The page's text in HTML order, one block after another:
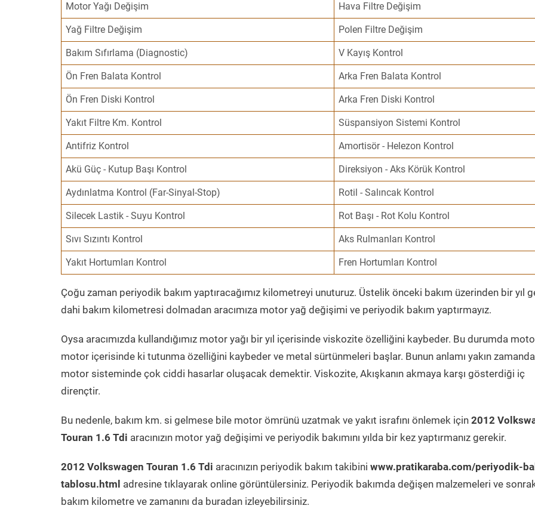
Motor Yağı Değişim Hava Filtre Değişim
Yağ Filtre Değişim Polen Filtre Değişim
Bakım Sıfırlama (Diagnostic) V Kayış Kontrol
Ön Fren Balata Kontrol Arka Fren Balata Kontrol
Ön Fren Diski Kontrol Arka Fren Diski Kontrol
Yakıt Filtre Km. Kontrol Süspansiyon Sistemi Kontrol
Antifriz Kontrol Amortisör - Helezon Kontrol
Akü Güç - Kutup Başı Kontrol Direksiyon - Aks Körük Kontrol
Aydınlatma Kontrol (Far-Sinyal-Stop) Rotil - Salıncak Kontrol
Silecek Lastik - Suyu Kontrol Rot Başı - Rot Kolu Kontrol
Sıvı Sızıntı Kontrol Aks Rulmanları Kontrol
Yakıt Hortumları Kontrol Fren Hortumları Kontrol
Çoğu zaman periyodik bakım yaptıracağımız kilometreyi unuturuz. Üstelik önceki bakım üzerinden bir yıl
dahi bakım kilometresi dolmadan aracımıza motor yağ değişimi ve periyodik bakım yaptırmayız.
Oysa aracımızda kullandığımız motor yağı bir yıl içerisinde viskozite özelliğini kaybeder. Bu durumda
motor içerisinde ki tutunma özelliğini kaybeder ve metal sürtünmeleri başlar. Bunun anlamı yakın zamanda
motor sisteminde çok ciddi hasarlar oluşacak demektir. Viskozite, Akışkanın akmaya karşı gösterdiği iç
dirençtir.
Bu nedenle, bakım km. si gelmese bile motor ömrünü uzatmak ve yakıt israfını önlemek için 2012
Touran 1.6 Tdi aracınızın motor yağ değişimi ve periyodik bakımını yılda bir kez yaptırmanız gerekir.
2012 Volkswagen Touran 1.6 Tdi aracınızın periyodik bakım takibini www.pratikaraba.com/periyodik-
tablosu.html adresine tıklayarak online görüntülersiniz. Periyodik bakımda değişen malzemeleri ve
bakım kilometre ve zamanını da buradan izleyebilirsiniz.